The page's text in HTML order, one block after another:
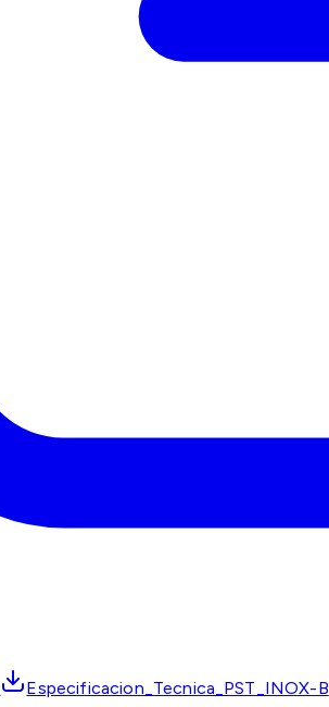
Especificacion_Tecnica_PST_INOX-B